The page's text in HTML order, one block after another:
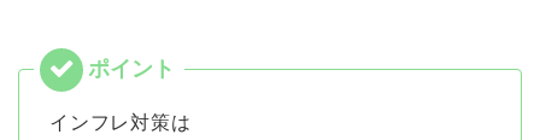
インフレ対策は